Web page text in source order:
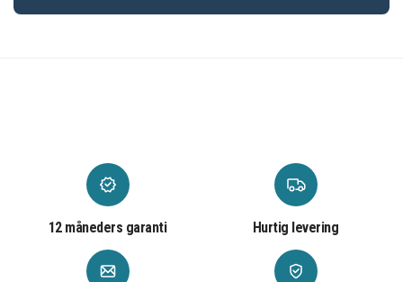
12 måneders garanti Hurtig levering